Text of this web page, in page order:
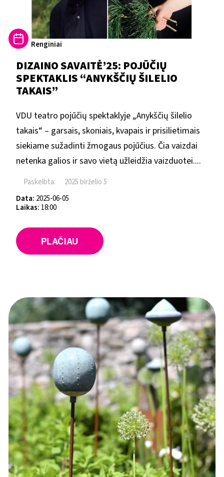
Renginiai
DIZAINO SAVAITĖ’25: POJŪČIŲ
SPEKTAKLIS “ANYKŠČIŲ ŠILELIO
TAKAIS”
VDU teatro pojūčių spektaklyje „Anykščių šilelio
takais“ – garsais, skoniais, kvapais ir prisilietimais
siekiame sužadinti žmogaus pojūčius. Čia vaizdai
netenka galios ir savo vietą užleidžia vaizduotei....
Paskelbta:
2025 birželio 5
Data: 2025-06-05
Laikas: 18:00
PLAČIAU